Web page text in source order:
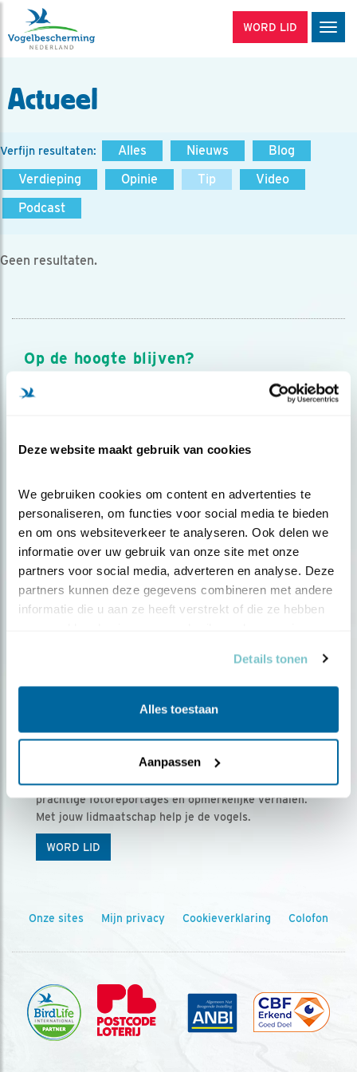
Deze website maakt gebruik van cookies
We gebruiken cookies om content en advertenties te
personaliseren, om functies voor social media te bieden
en om ons websiteverkeer te analyseren. Ook delen we
informatie over uw gebruik van onze site met onze
partners voor social media, adverteren en analyse. Deze
partners kunnen deze gegevens combineren met andere
informatie die u aan ze heeft verstrekt of die ze hebben
Details tonen
Alles toestaan
Aanpassen
WORD LID
Actueel
Verfijn resultaten: Alles Nieuws
Blog
Verdieping
Opinie Tip
Video
Podcast
Geen resultaten.
Op de hoogte blijven?
Meld je aan en ontvang nieuws, inspiratie, acties en tips
over vogels en activiteiten van Vogelbescherming.
Ontvang 5 x Vogels voor € 36,00 per jaar
Vogels is het tijdschrift voor onze leden, met
prachtige fotoreportages en opmerkelijke verhalen.
Met jouw lidmaatschap help je de vogels.
WORD LID
Onze sites Mijn privacy Cookieverklaring Colofon